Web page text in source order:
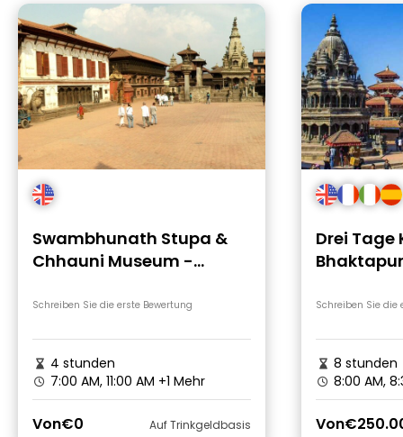
Swambhunath Stupa &
Chhauni Museum -
Schreiben Sie die erste Bewertung
4 stunden
7:00 AM, 11:00 AM +1 Mehr
Von€0 Auf Trinkgeldbasis
Drei
Schreiben Sie die
8 stunden
8:00 AM,
Von